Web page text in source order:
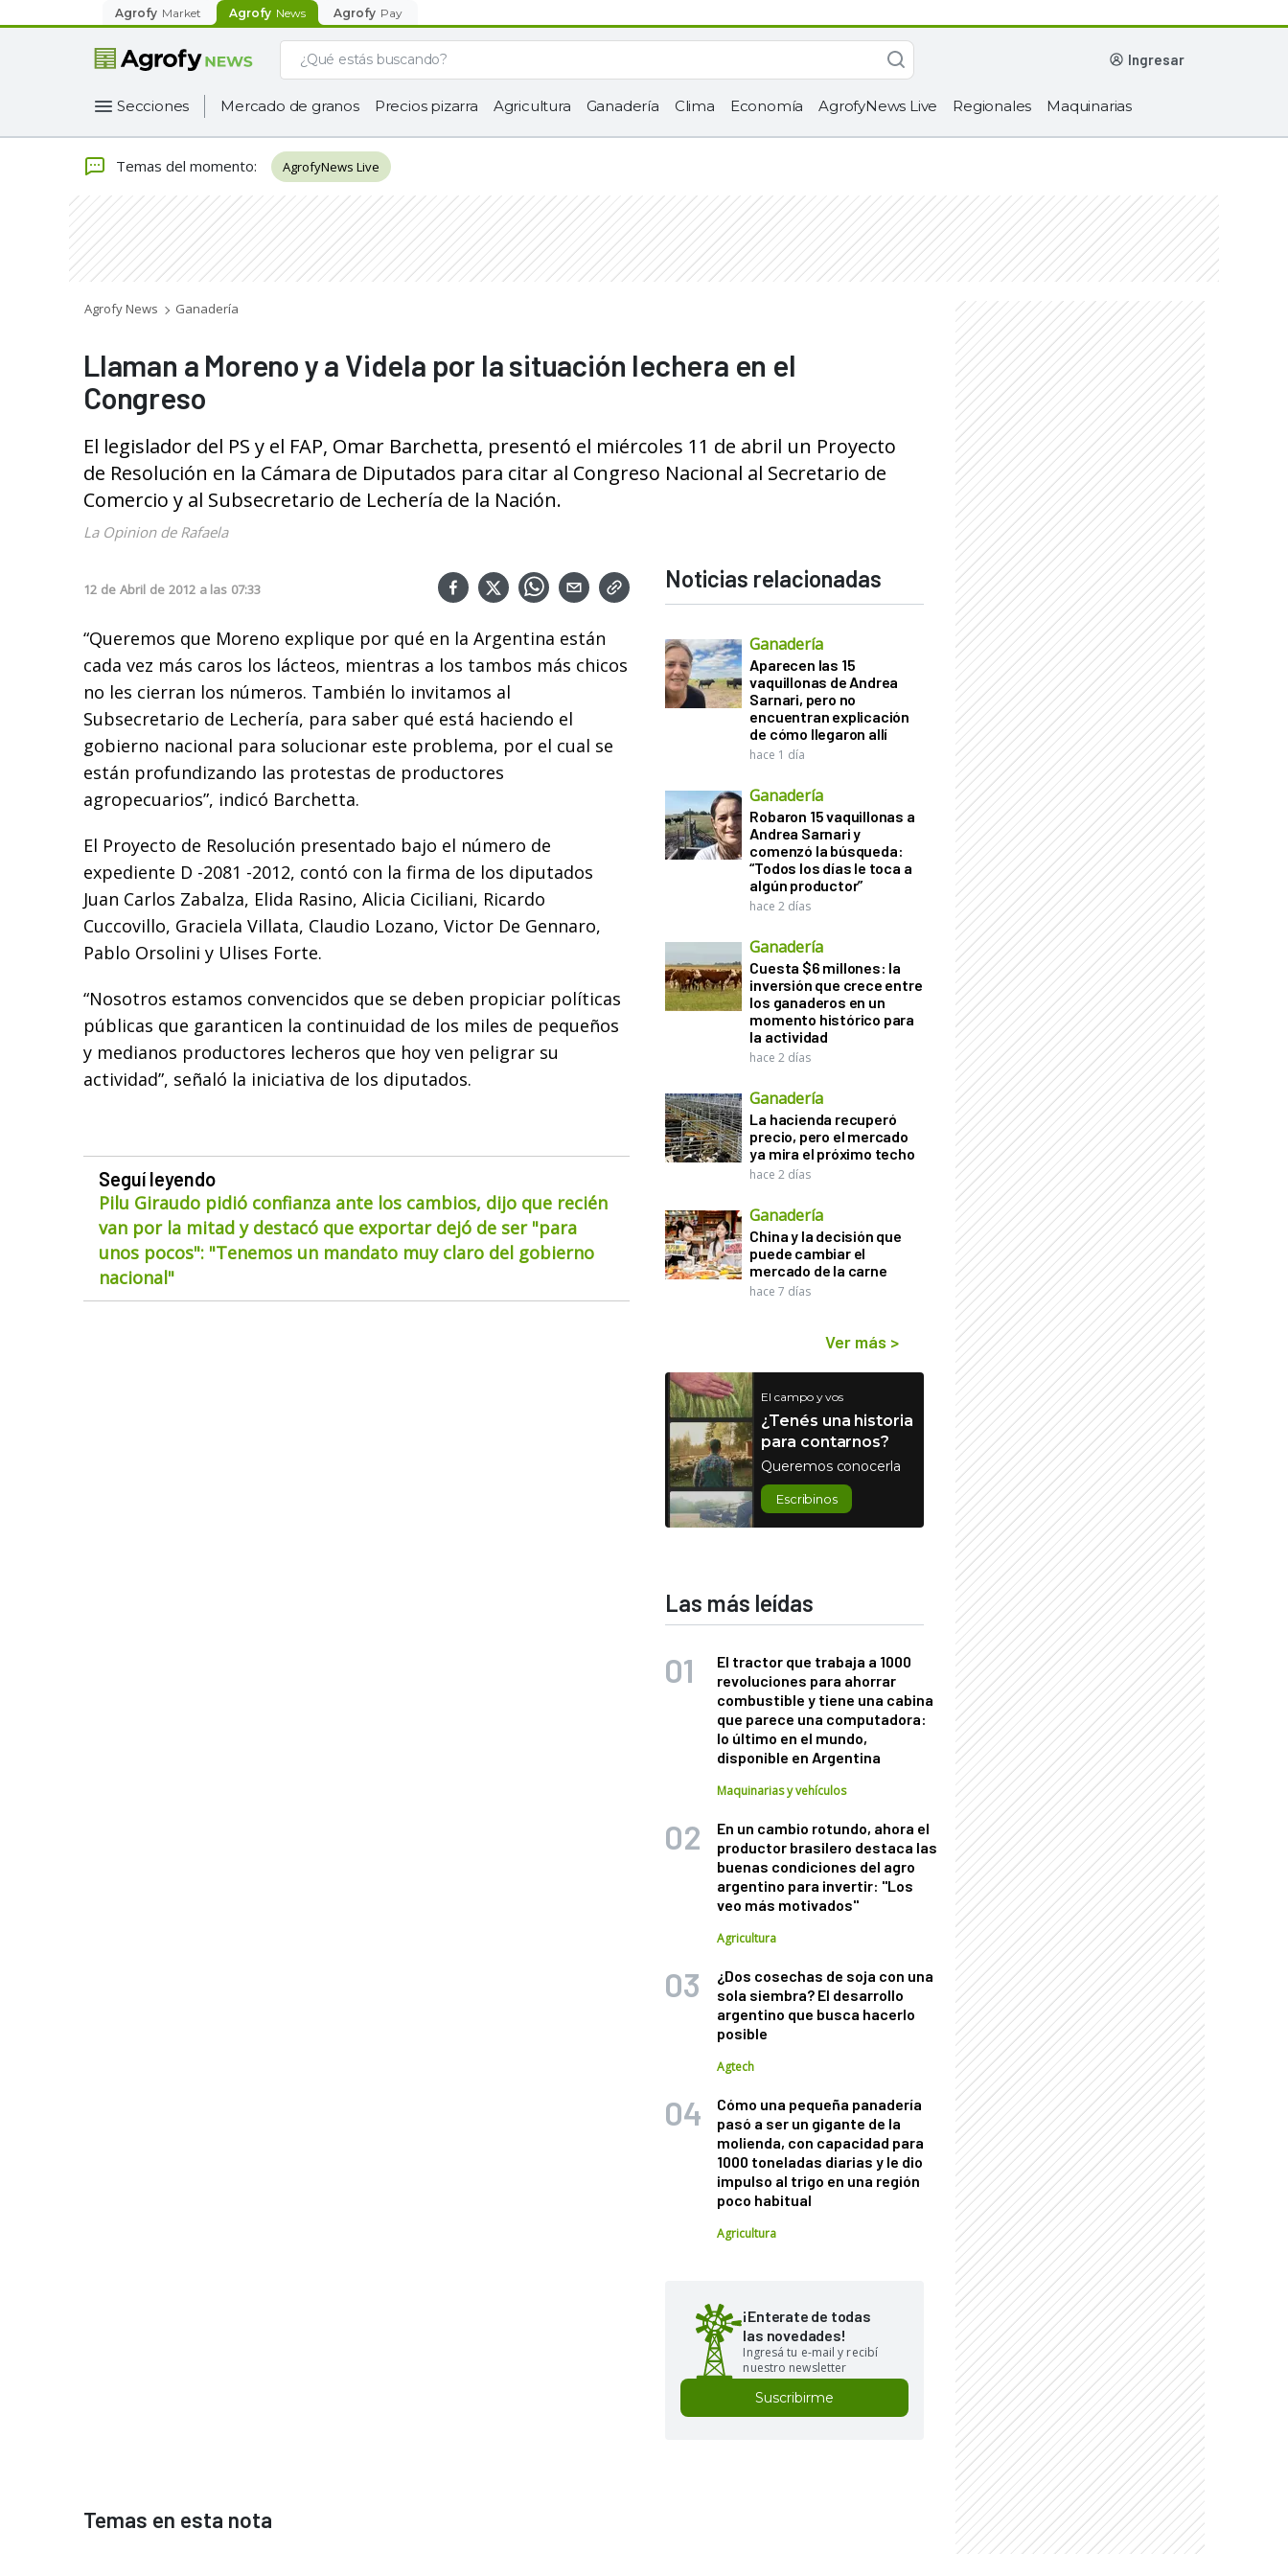
Agrofy Market Agrofy News Agrofy Pay
ingresar
Secciones Mercado de granos Precios pizarra Agricultura Ganadería Clima Economía AgrofyNews Live Regionales Maquinarias
Temas del momento: AgrofyNews Live
Agrofy News Ganadería
Llaman a Moreno y a Videla por la situación lechera en el
Congreso
El legislador del PS y el FAP, Omar Barchetta, presentó el miércoles 11 de abril un Proyecto
de Resolución en la Cámara de Diputados para citar al Congreso Nacional al Secretario de
Comercio y al Subsecretario de Lechería de la Nación.
La Opinion de Rafaela
12 de Abril de 2012 a las 07:33
“Queremos que Moreno explique por qué en la Argentina están
cada vez más caros los lácteos, mientras a los tambos más chicos
no les cierran los números. También lo invitamos al
Subsecretario de Lechería, para saber qué está haciendo el
gobierno nacional para solucionar este problema, por el cual se
están profundizando las protestas de productores
agropecuarios”, indicó Barchetta.
El Proyecto de Resolución presentado bajo el número de
expediente D -2081 -2012, contó con la firma de los diputados
Juan Carlos Zabalza, Elida Rasino, Alicia Ciciliani, Ricardo
Cuccovillo, Graciela Villata, Claudio Lozano, Victor De Gennaro,
Pablo Orsolini y Ulises Forte.
“Nosotros estamos convencidos que se deben propiciar políticas
públicas que garanticen la continuidad de los miles de pequeños
y medianos productores lecheros que hoy ven peligrar su
actividad”, señaló la iniciativa de los diputados.
Seguí leyendo
Pilu Giraudo pidió confianza ante los cambios, dijo que recién
van por la mitad y destacó que exportar dejó de ser "para
unos pocos": "Tenemos un mandato muy claro del gobierno
nacional"
Noticias relacionadas
Ganadería
Aparecen las 15
vaquillonas de Andrea
Sarnari, pero no
encuentran explicación
de cómo llegaron allí
hace 1 día
Ganadería
Robaron 15 vaquillonas a
Andrea Sarnari y
comenzó la búsqueda:
“Todos los días le toca a
algún productor”
hace 2 días
Ganadería
Cuesta $6 millones: la
inversión que crece entre
los ganaderos en un
momento histórico para
la actividad
hace 2 días
Ganadería
La hacienda recuperó
precio, pero el mercado
ya mira el próximo techo
hace 2 días
Ganadería
China y la decisión que
puede cambiar el
mercado de la carne
hace 7 días
Ver más >
El campo y vos
¿Tenés una historia
para contarnos?
Queremos conocerla
Escribinos
Las más leídas
El tractor que trabaja a 1000
revoluciones para ahorrar
combustible y tiene una cabina
que parece una computadora:
lo último en el mundo,
disponible en Argentina
Maquinarias y vehículos
En un cambio rotundo, ahora el
productor brasilero destaca las
buenas condiciones del agro
argentino para invertir: "Los
veo más motivados"
Agricultura
¿Dos cosechas de soja con una
sola siembra? El desarrollo
argentino que busca hacerlo
posible
Agtech
Cómo una pequeña panadería
pasó a ser un gigante de la
molienda, con capacidad para
1000 toneladas diarias y le dio
impulso al trigo en una región
poco habitual
Agricultura
¡Enterate de todas
las novedades!
Ingresá tu e-mail y recibí
nuestro newsletter
Suscribirme
Temas en esta nota